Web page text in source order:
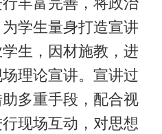
学生量身打造宣讲
生，因材施教，进
理论宣讲。宣讲过
多重手段，配合视
现场互动，对思想